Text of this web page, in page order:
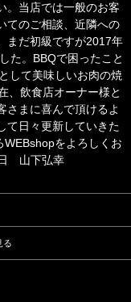
。当店では一般のお客
てのご相談、近隣への
まだ初級ですが2017年
た。BBQで困ったこと
して美味しいお肉の焼
、飲食店オーナー様と
さまに喜んで頂けるよ
て日々更新していきた
をよろしくお
山下弘幸
る